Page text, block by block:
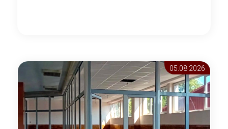
05.08 2026